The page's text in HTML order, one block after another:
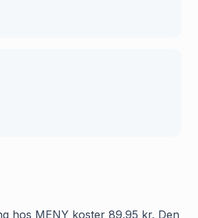
hos MENY koster 89.95 kr. Den